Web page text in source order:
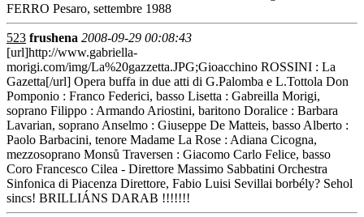
FERRO Pesaro, settembre 1988
523 frushena 2008-09-29 00:08:43
[url]http://www.gabriella-
morigi.com/img/La%20gazzetta.JPG;Gioacchino ROSSINI : La
Gazetta[/url] Opera buffa in due atti di G.Palomba e L.Tottola Don
Pomponio : Franco Federici, basso Lisetta : Gabreilla Morigi,
soprano Filippo : Armando Ariostini, baritono Doralice : Barbara
Lavarian, soprano Anselmo : Giuseppe De Matteis, basso Alberto :
Paolo Barbacini, tenore Madame La Rose : Adiana Cicogna,
mezzosoprano Monsů Traversen : Giacomo Carlo Felice, basso
Coro Francesco Cilea - Direttore Massimo Sabbatini Orchestra
Sinfonica di Piacenza Direttore, Fabio Luisi Sevillai borbély? Sehol
sincs! BRILLIÁNS DARAB !!!!!!!